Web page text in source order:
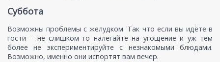
Суббота
Возможны проблемы с желудком. Так что если вы идёте в
гости – не слишком-то налегайте на угощение и уж тем
более не экспериментируйте с незнакомыми блюдами.
Возможно, именно они испортят вам вечер.